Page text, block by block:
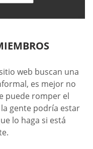
web buscan una
es mejor no
puede romper el
gente podría estar
lo haga si está